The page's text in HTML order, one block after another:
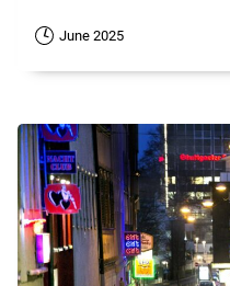
June 2025